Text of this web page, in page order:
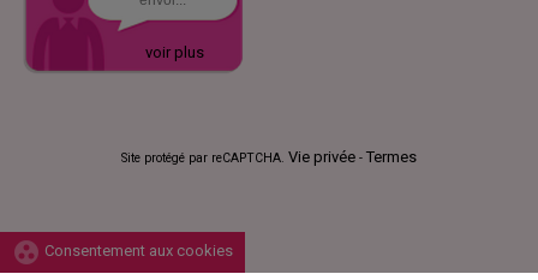
voir plus
Site protégé par reCAPTCHA. Vie privée - Termes
group_work Consentement aux cookies